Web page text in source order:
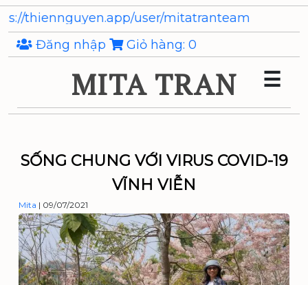
Skip
to
the
content
Đăng nhập
Giỏ hàng: 0
MITA TRAN ☰
SỐNG CHUNG VỚI VIRUS COVID-19
VĨNH VIỄN
Mita | 09/07/2021